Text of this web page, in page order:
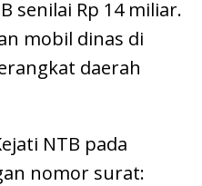
senilai Rp 14 miliar.
mobil dinas di
daerah
NTB pada
nomor surat: